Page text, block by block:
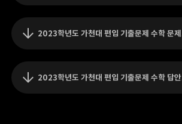
2023학년도 가천대 편입 기출문제 수학 문제(A형).pdf
2023학년도 가천대 편입 기출문제 수학 답안지(A형).pdf